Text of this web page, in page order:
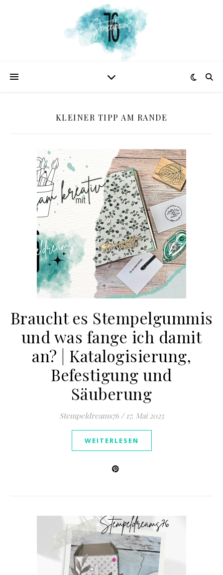
KLEINER TIPP AM RANDE
Braucht es Stempelgummis
und was fange ich damit
an? | Katalogisierung,
Befestigung und
Säuberung
Stempeldreams76 / 17. Mai 2025
WEITERLESEN